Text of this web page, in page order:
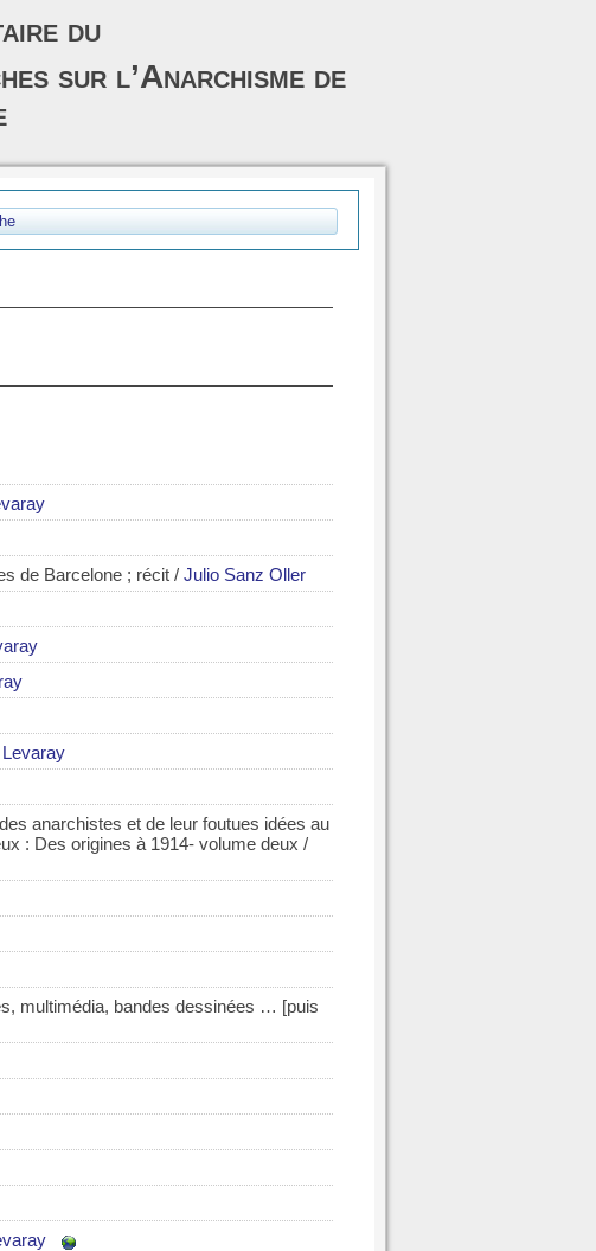
de Barcelone ; récit / Julio Sanz Oller
anarchistes et de leur foutues idées au
: Des origines à 1914- volume deux /
multimédia, bandes dessinées … [puis
du
sur l’Anarchisme de